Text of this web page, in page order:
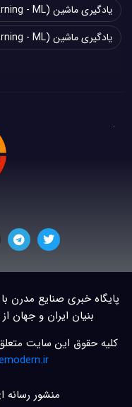
یادگیری ماشین (Machine Learning - ML)
یادگیری ماشین (Machine Learning - ML)
پایگاه خبری صنایع مدرن
بنیان ایران و
کلیه حقوق این سایت
منشور رسانه